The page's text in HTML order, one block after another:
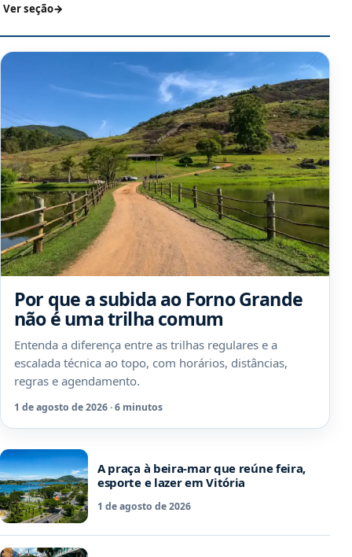
Ver seção
Por que a subida ao Forno Grande
não é uma trilha comum
Entenda a diferença entre as trilhas regulares e a
escalada técnica ao topo, com horários, distâncias,
regras e agendamento.
1 de agosto de 2026 · 6 minutos
A praça à beira-mar que reúne feira,
esporte e lazer em Vitória
1 de agosto de 2026